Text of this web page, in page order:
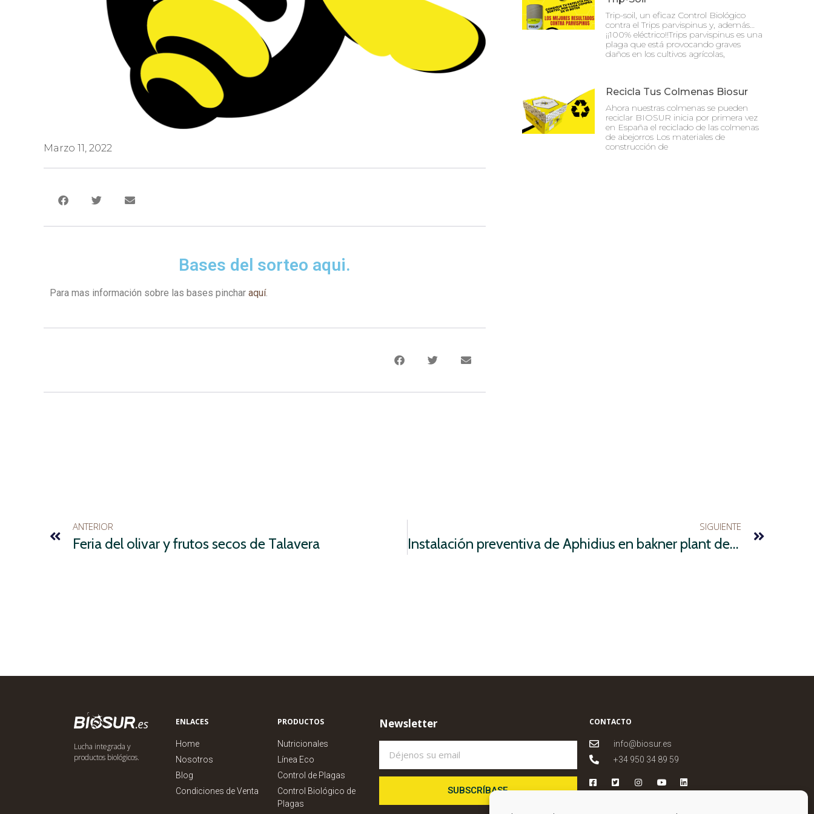
Marzo 11, 2022
Bases del sorteo aqui.
Para mas información sobre las bases pinchar aquí.
Trip-soil, un eficaz Control Biológico
contra el Trips parvispinus y, además…
¡¡100% eléctrico!!Trips parvispinus es una
plaga que está provocando graves
daños en los cultivos agrícolas,
Recicla Tus Colmenas Biosur
Ahora nuestras colmenas se pueden
reciclar BIOSUR inicia por primera vez
en España el reciclado de las colmenas
de abejorros Los materiales de
construcción de
ANTERIOR
Feria del olivar y frutos secos de Talavera
SIGUIENTE
Instalación preventiva de Aphidius en bakner plant desde la ETSIA
Lucha integrada y
productos biológicos.
ENLACES
Home
Nosotros
Blog
Condiciones de Venta
PRODUCTOS
Nutricionales
Línea Eco
Control de Plagas
Control Biológico de
Plagas
Newsletter
SUBSCRÍBASE
CONTACTO
info@biosur.es
+34 950 34 89 59